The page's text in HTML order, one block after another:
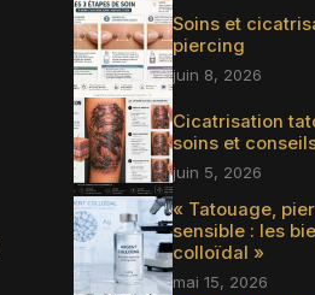
Soins et
piercing
juin 8, 2026
Cicatrisation
soins et
juin 5, 2026
« Tatouage,
sensible : les
colloïdal »
mai 15, 2026